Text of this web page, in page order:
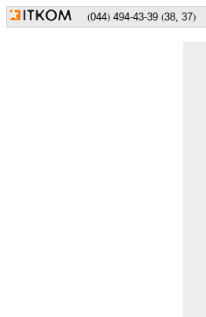
(044) 494-43-39 (38, 37)